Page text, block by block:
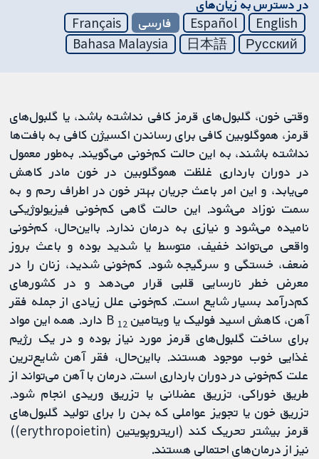
در دسترس به زیان‌های
English
Español فارسی
Français
Русский
日本語
Bahasa Malaysia
وقتی خون، گلبول‌های قرمز کافی نداشته باشد، یا گلبول‌های
قرمز، هموگلوبین کافی برای رساندن اکسیژن کافی به بافت‌ها
نداشته باشند، به این حالت کم‌خونی می‌گویند. به‌طور معمول
در دوران بارداری غلظت هموگلوبین در خون مادر کاهش
می‌یابد، و این امر باعث جریان بهتر خون در اطراف رحم و به
سمت نوزاد می‌شود. این حالت گاهی کم‌خونی فیزیولوژیکی
نامیده می‌شود و نیازی به درمان ندارد. بااین‌حال، کم‌خونی
واقعی می‌تواند خفیف، متوسط ​​یا شدید بوده و باعث بروز
ضعف، خستگی و سرگیجه شود. کم‌خونی شدید، زنان را در
معرض خطر نارسایی قلبی قرار می‌دهد و در کشورهای
کم‌درآمد بسیار شایع است. کم‌خونی علل زیادی از جمله فقر
آهن، کاهش اسید فولیک یا ویتامین B 12
دارد. همه این مواد
برای ساخت گلبول‌های قرمز مورد نیاز بوده و در یک رژیم
غذایی خوب موجود هستند. بااین‌حال، فقر آهن شایع‌ترین
علت کم‌خونی در دوران بارداری است. درمان با آهن می‌تواند از
طریق خوراکی، تزریق عضلانی یا تزریق وریدی انجام شود.
تزریق خون یا تجویز عواملی که بدن را برای تولید گلبول‌های
قرمز بیشتر تحریک کند (اریتروپویتین (erythropoietin))
نیز از درمان‌های احتمالی هستند.